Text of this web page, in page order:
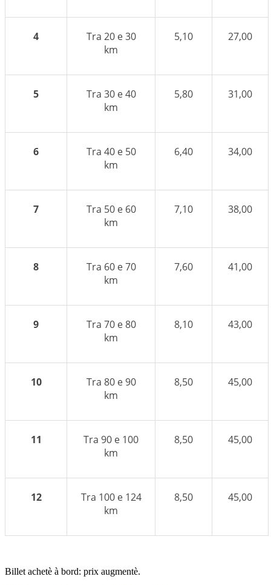
4
Tra 20 e 30
km
5,10 27,00
5
Tra 30 e 40
km
5,80 31,00
6
Tra 40 e 50
km
6,40 34,00
7
Tra 50 e 60
km
7,10 38,00
8
Tra 60 e 70
km
7,60 41,00
9
Tra 70 e 80
km
8,10 43,00
10
Tra 80 e 90
km
8,50 45,00
11
Tra 90 e 100
km
8,50 45,00
12
Tra 100 e 124
km
8,50 45,00
Billet achetè à bord: prix augmentè.